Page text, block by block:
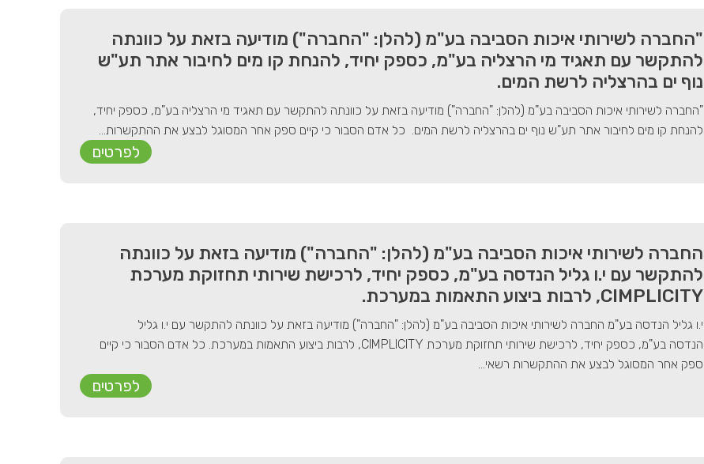
"החברה לשירותי איכות הסביבה בע"מ (להלן: "החברה") מודיעה בזאת על כוונתה
להתקשר עם תאגיד מי הרצליה בע"מ, כספק יחיד, להנחת קו מים לחיבור אתר תע"ש
נוף ים בהרצליה לרשת המים.
"החברה לשירותי איכות הסביבה בע"מ (להלן: "החברה") מודיעה בזאת על כוונתה להתקשר עם תאגיד מי הרצליה בע"מ, כספק יחיד,
להנחת קו מים לחיבור אתר תע"ש נוף ים בהרצליה לרשת המים. כל אדם הסבור כי קיים ספק אחר המסוגל לבצע את ההתקשרות...
לפרטים
החברה לשירותי איכות הסביבה בע"מ (להלן: "החברה") מודיעה בזאת על כוונתה
להתקשר עם י.ו גליל הנדסה בע"מ, כספק יחיד, לרכישת שירותי תחזוקת מערכת
CIMPLICITY, לרבות ביצוע התאמות במערכת.
י.ו גליל הנדסה בע"מ החברה לשירותי איכות הסביבה בע"מ (להלן: "החברה") מודיעה בזאת על כוונתה להתקשר עם י.ו גליל
הנדסה בע"מ, כספק יחיד, לרכישת שירותי תחזוקת מערכת CIMPLICITY, לרבות ביצוע התאמות במערכת. כל אדם הסבור כי קיים
ספק אחר המסוגל לבצע את ההתקשרות רשאי...
לפרטים